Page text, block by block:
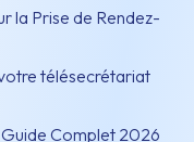
la Prise de Rendez-
télésecrétariat
Complet 2026